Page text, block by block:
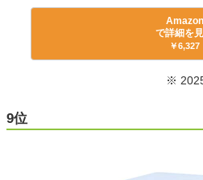
Amazon
で詳細を
￥6,327
※
9位